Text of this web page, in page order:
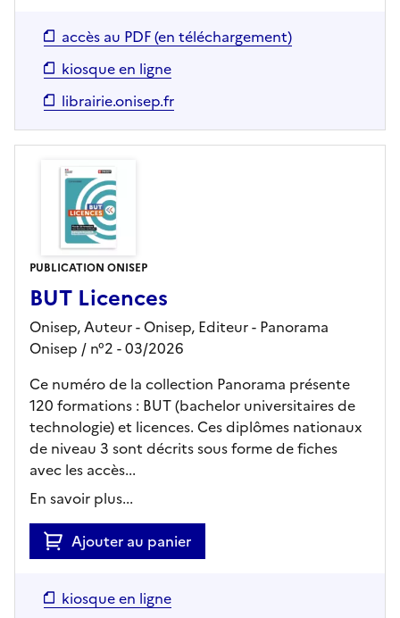
accès au PDF (en téléchargement)
kiosque en ligne
librairie.onisep.fr
PUBLICATION ONISEP
BUT Licences
Onisep, Auteur - Onisep, Editeur- Panorama
Onisep / n°2 - 03/2026
Ce numéro de la collection Panorama présente
120 formations : BUT (bachelor universitaires de
technologie) et licences. Ces diplômes nationaux
de niveau 3 sont décrits sous forme de fiches
avec les accès...
En savoir plus...
Ajouter au panier
kiosque en ligne